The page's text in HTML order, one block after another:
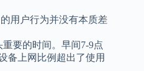
用户行为并没有本质差
要的时间。早间7-9点
备上网比例超出了使用